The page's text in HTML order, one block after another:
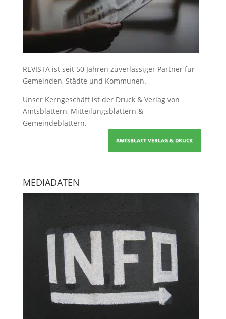
REVISTA ist seit 50 Jahren zuverlässiger Partner für
Gemeinden, Städte und Kommunen.
Unser Kerngeschäft ist der Druck & Verlag von
Amtsblättern, Mitteilungsblättern &
Gemeindeblättern.
AMTSBLATT VERLAG & DRUCK
MEDIADATEN